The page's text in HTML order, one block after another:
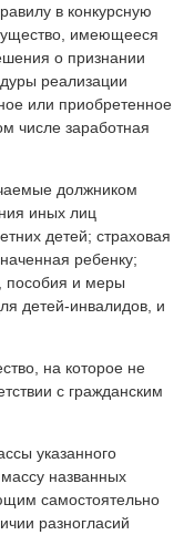
в конкурсную
имеющееся
о признании
реализации
или приобретенное
числе заработная
должником
иных лиц
детей; страховая
ребенку;
пособия и меры
детей-инвалидов, и
на которое не
с гражданским
указанного
названных
самостоятельно
разногласий